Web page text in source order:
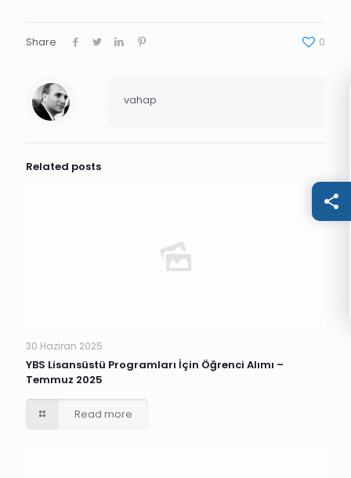
Share 0
vahap
Related posts
30 Haziran 2025
YBS Lisansüstü Programları İçin Öğrenci Alımı –
Temmuz 2025
Read more